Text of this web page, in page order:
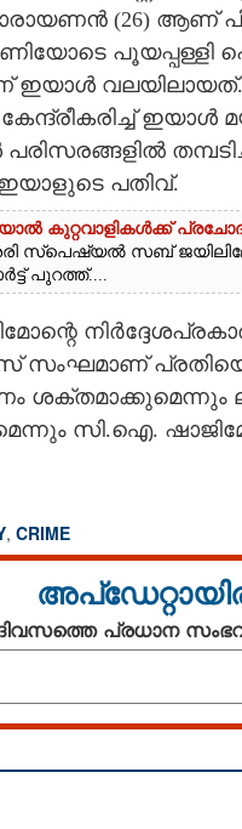
(26) ആണ്
പൂയപ്പള്ളി
ഇയാൾ
പതിവ്.
കുറ്റവാളികൾക്ക്
സ്‌പെഷ്യൽ സബ്
പുറത്ത്....
സംഘമാണ്
ശക്തമാക്കുമെന്നും
സി.ഐ.
, CRIME
പ്രധാന